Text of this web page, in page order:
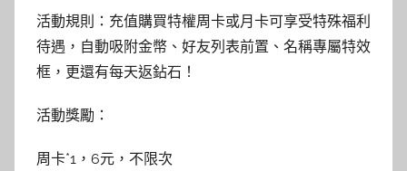
活動規則：充值購買特權周卡或月卡可享受特殊福利
待遇，自動吸附金幣、好友列表前置、名稱專屬特效
框，更還有每天返鉆石！
活動獎勵：
周卡*1，6元，不限次